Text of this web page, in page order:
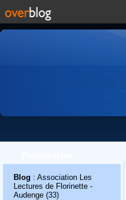
Blog : Association Les
Lectures de Florinette -
Audenge (33)